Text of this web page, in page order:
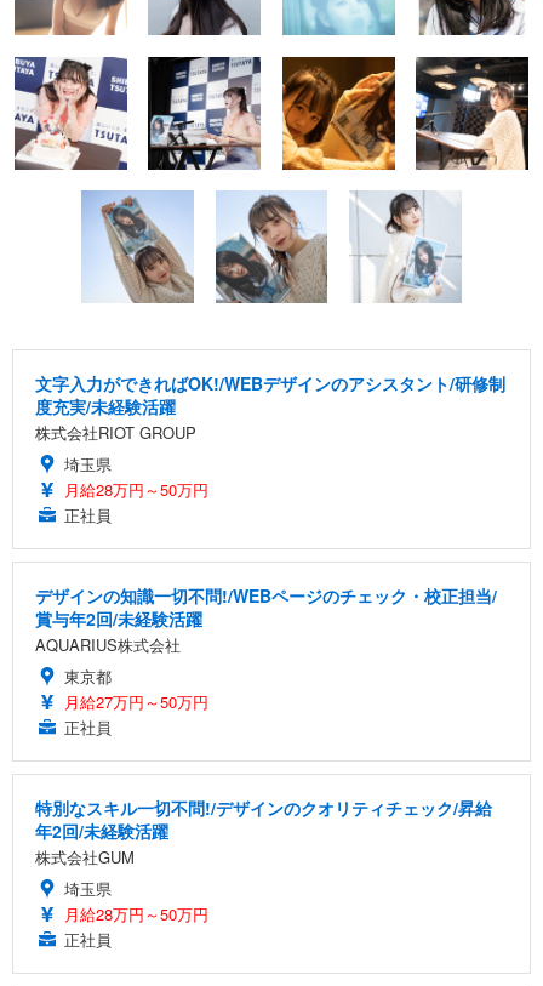
文字入力ができればOK!/WEBデザインのアシスタント/研修制
度充実/未経験活躍
株式会社RIOT GROUP
埼玉県
月給28万円～50万円
正社員
デザインの知識一切不問!/WEBページのチェック・校正担当/
賞与年2回/未経験活躍
AQUARIUS株式会社
東京都
月給27万円～50万円
正社員
特別なスキル一切不問!/デザインのクオリティチェック/昇給
年2回/未経験活躍
株式会社GUM
埼玉県
月給28万円～50万円
正社員